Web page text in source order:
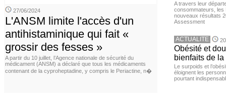
27/06/2024
L'ANSM limite l'accès d'un
antihistaminique qui fait «
grossir des fesses »
A partir du 10 juillet, l’Agence nationale de sécurité du
médicament (ANSM) a déclaré que tous les médicaments
contenant de la cyproheptadine, y compris le Periactine, n�
A travers leur
consommateurs, les
nouveaux résultats
Assessment
ACTUALITE
Obésité et
bienfaits de
Le surpoids et
éloignent les
pourtant